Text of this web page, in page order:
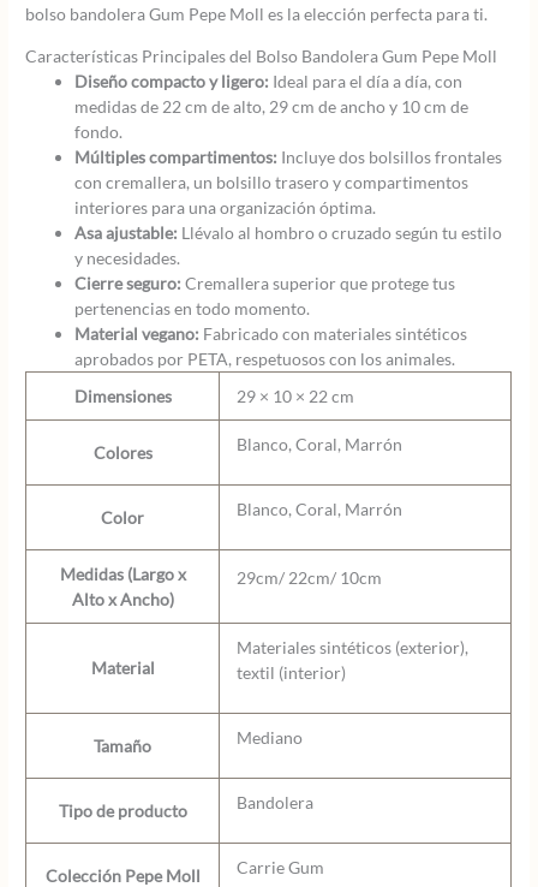
bolso bandolera Gum Pepe Moll es la elección perfecta para ti.
Características Principales del Bolso Bandolera Gum Pepe Moll
Diseño compacto y ligero: Ideal para el día a día, con
medidas de 22 cm de alto, 29 cm de ancho y 10 cm de
fondo.
Múltiples compartimentos: Incluye dos bolsillos frontales
con cremallera, un bolsillo trasero y compartimentos
interiores para una organización óptima.
Asa ajustable: Llévalo al hombro o cruzado según tu estilo
y necesidades.
Cierre seguro: Cremallera superior que protege tus
pertenencias en todo momento.
Material vegano: Fabricado con materiales sintéticos
aprobados por PETA, respetuosos con los animales.
Dimensiones
29 × 10 × 22 cm
Colores Blanco, Coral, Marrón
Color Blanco, Coral, Marrón
Medidas (Largo x
Alto x Ancho)
29cm/ 22cm/ 10cm
Material
Materiales sintéticos (exterior),
textil (interior)
Tamaño Mediano
Tipo de producto Bandolera
Colección Pepe Moll Carrie Gum